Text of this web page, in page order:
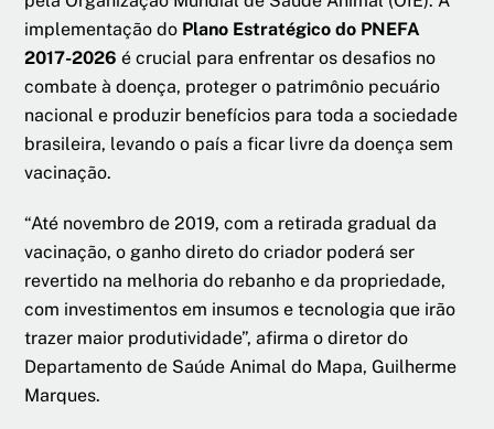
implementação do Plano Estratégico do PNEFA
2017-2026 é crucial para enfrentar os desafios no
combate à doença, proteger o patrimônio pecuário
nacional e produzir benefícios para toda a sociedade
brasileira, levando o país a ficar livre da doença sem
vacinação.
“Até novembro de 2019, com a retirada gradual da
vacinação, o ganho direto do criador poderá ser
revertido na melhoria do rebanho e da propriedade,
com investimentos em insumos e tecnologia que irão
trazer maior produtividade”, afirma o diretor do
Departamento de Saúde Animal do Mapa, Guilherme
Marques.